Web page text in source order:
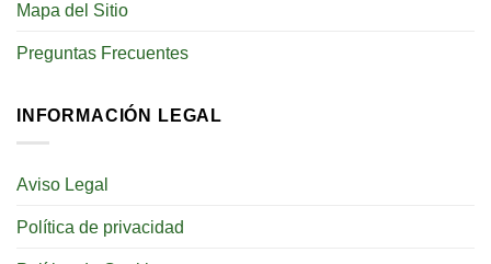
Mapa del Sitio
Preguntas Frecuentes
INFORMACIÓN LEGAL
Aviso Legal
Política de privacidad